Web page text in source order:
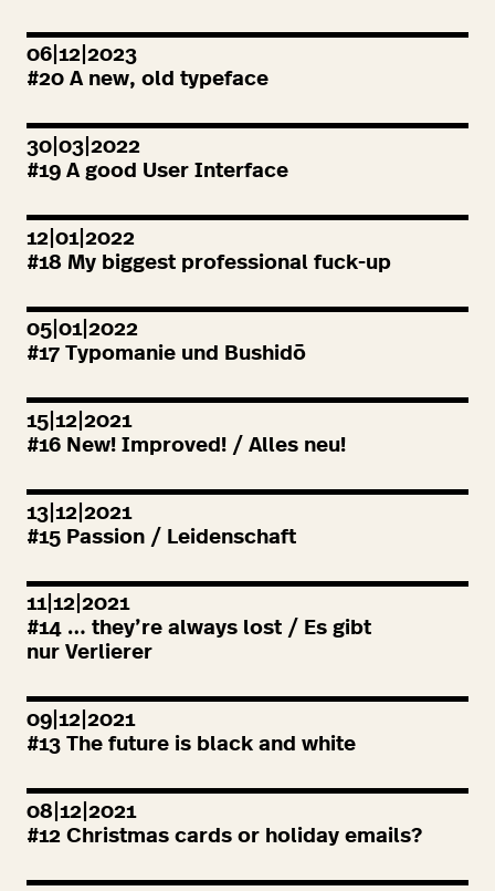
06|12|2023
#20 A new, old typeface
30|03|2022
#19 A good User Interface
12|01|2022
#18 My biggest professional fuck-up
05|01|2022
#17 Typomanie und Bushidō
15|12|2021
#16 New! Improved! / Alles neu!
13|12|2021
#15 Passion / Leidenschaft
11|12|2021
#14 … they’re always lost / Es gibt
nur Verlierer
09|12|2021
#13 The future is black and white
08|12|2021
#12 Christmas cards or holiday emails?